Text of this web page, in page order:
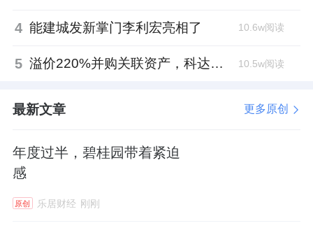
4 能建城发新掌门李利宏亮相了 10.6w阅读
5 溢价220%并购关联资产，科达制造近75亿元重组被否 10.5w阅读
最新文章 更多原创
年度过半，碧桂园带着紧迫
感
原创 乐居财经 刚刚